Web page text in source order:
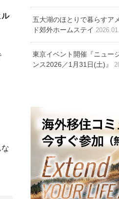
人も絶賛】古都エスキ
もつ１６の魅力
や日常会話フレーズ７
滞在許可証・イカメッ
動手段。交通機関の種
ム、利用方法を紹介
て気づいたこともご
ル
五大湖のほとりで暮らすア
ド郊外ホームステイ
東京イベント開催『ニュー
ンス2026／1月31日(土)』